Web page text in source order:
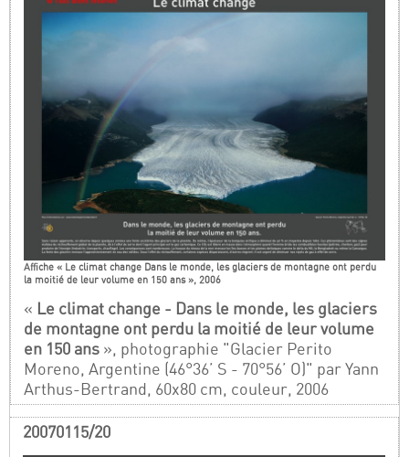
Affiche « Le climat change Dans le monde, les glaciers de montagne ont perdu
la moitié de leur volume en 150 ans », 2006
« Le climat change - Dans le monde, les glaciers
de montagne ont perdu la moitié de leur volume
en 150 ans », photographie "Glacier Perito
Moreno, Argentine (46°36’ S - 70°56’ O)" par Yann
Arthus-Bertrand, 60x80 cm, couleur, 2006
20070115/20